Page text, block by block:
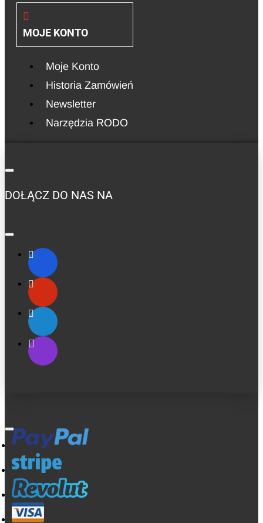
MOJE KONTO
Moje Konto
Historia Zamówień
Newsletter
Narzędzia RODO
DOŁĄCZ DO NAS NA